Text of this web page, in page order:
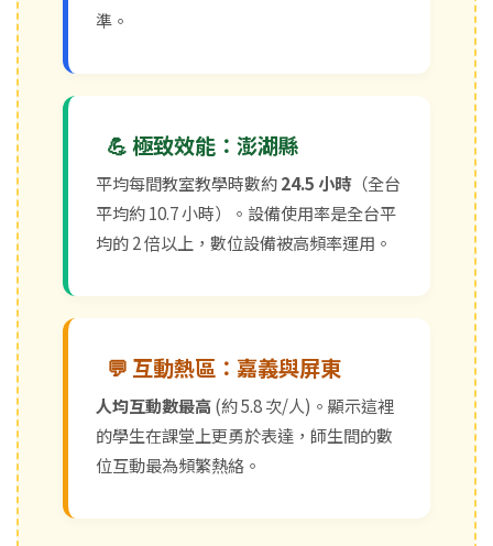
準。
💪 極致效能：澎湖縣
平均每間教室教學時數約24.5 小時（全台
平均約 10.7 小時）。設備使用率是全台平
均的 2 倍以上，數位設備被高頻率運用。
💬 互動熱區：嘉義與屏東
人均互動數最高(約 5.8 次/人)。顯示這裡
的學生在課堂上更勇於表達，師生間的數
位互動最為頻繁熱絡。